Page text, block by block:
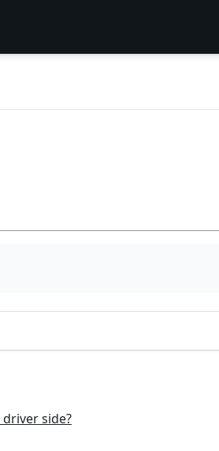
side?